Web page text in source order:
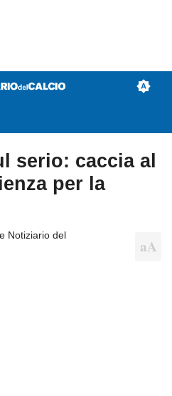
serio: caccia al
per la
Notiziario del